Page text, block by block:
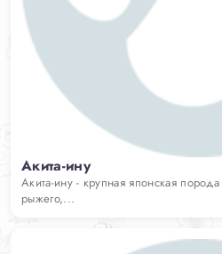
Акита-ину
Акита-ину - крупная японская
рыжего,...